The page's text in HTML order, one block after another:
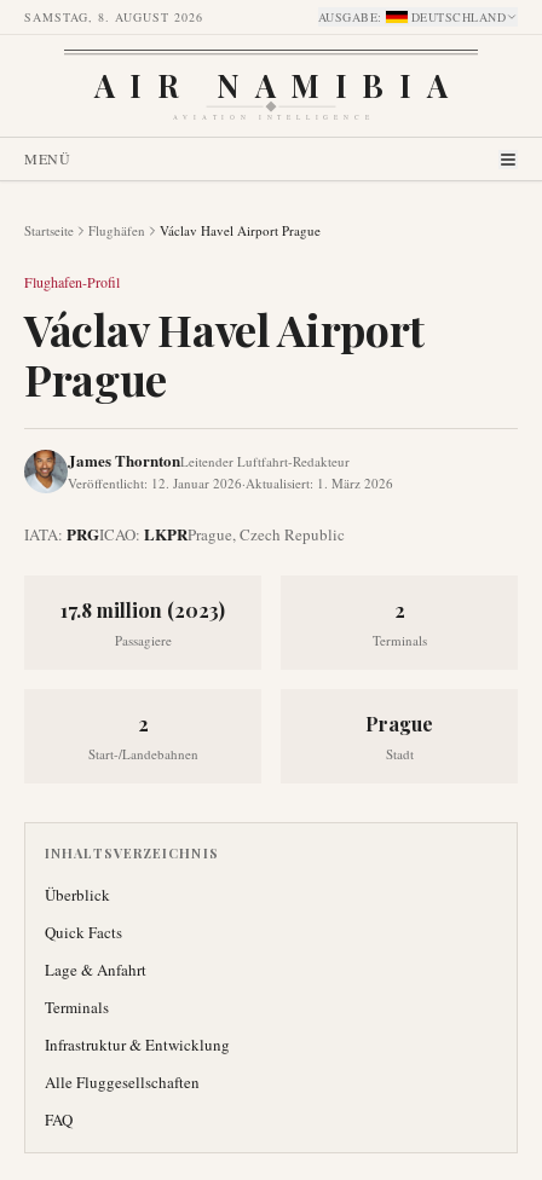
SAMSTAG, 8. AUGUST 2026 AUSGABE: DEUTSCHLAND
AIR NAMIBIA
AVIATION INTELLIGENCE
MENÜ
Startseite Flughäfen Václav Havel Airport Prague
Flughafen-Profil
Václav Havel Airport
Prague
James ThorntonLeitender Luftfahrt-Redakteur
Veröffentlicht: 12. Januar 2026·Aktualisiert: 1. März 2026
IATA: PRGICAO: LKPRPrague,Czech Republic
17.8 million (2023)
Passagiere
2
Terminals
2
Start-/Landebahnen
Prague
Stadt
INHALTSVERZEICHNIS
Überblick
Quick Facts
Lage & Anfahrt
Terminals
Infrastruktur & Entwicklung
Alle Fluggesellschaften
FAQ